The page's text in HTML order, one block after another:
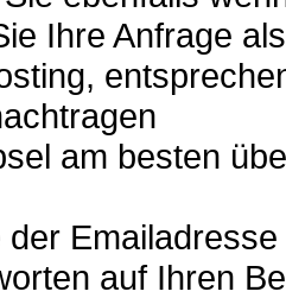
Ihre Anfrage
am besten
der
auf Ihren